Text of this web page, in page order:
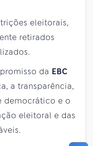
eleitorais,
retirados
da EBC
a transparência,
democrático e o
eleitoral e das